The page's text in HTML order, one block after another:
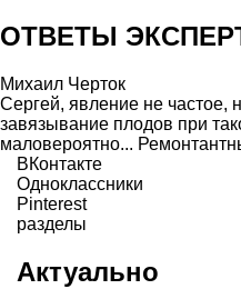
ОТВЕТЫ
Михаил Черток
Сергей, явление не частое,
завязывание плодов при
маловероятно...
ВКонтакте
Одноклассники
Pinterest
разделы
Актуально